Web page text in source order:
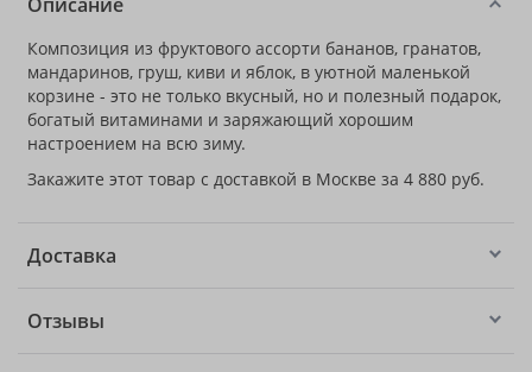
Композиция из фруктового ассорти бананов, гранатов,
мандаринов, груш, киви и яблок, в уютной маленькой
корзине - это не только вкусный, но и полезный подарок,
богатый витаминами и заряжающий хорошим
настроением на всю зиму.
Закажите этот товар с доставкой в Москве за 4 880 руб.
Доставка
Отзывы